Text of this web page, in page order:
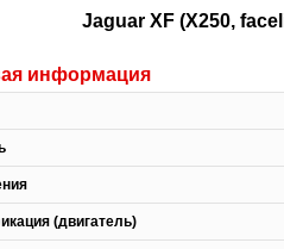
Jaguar XF (X250,
информация
(двигатель)